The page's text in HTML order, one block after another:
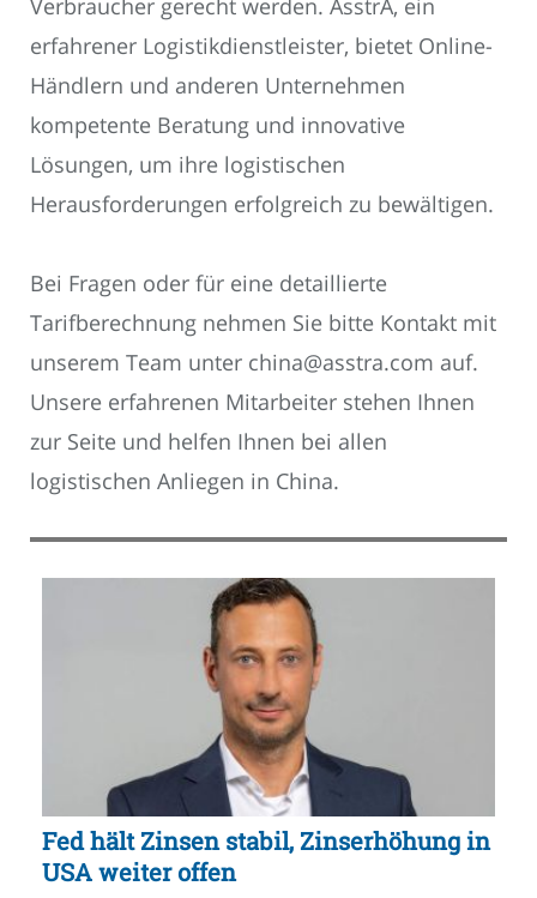
erfahrener Logistikdienstleister, bietet Online-
Händlern und anderen Unternehmen
kompetente Beratung und innovative
Lösungen, um ihre logistischen
Herausforderungen erfolgreich zu bewältigen.
Bei Fragen oder für eine detaillierte
Tarifberechnung nehmen Sie bitte Kontakt mit
unserem Team unter china@asstra.com auf.
Unsere erfahrenen Mitarbeiter stehen Ihnen
zur Seite und helfen Ihnen bei allen
logistischen Anliegen in China.
Fed hält Zinsen stabil, Zinserhöhung in
USA weiter offen